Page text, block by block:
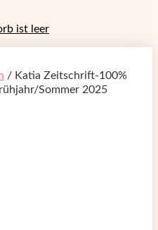
ist leer
/ Katia Zeitschrift-100%
Sommer 2025